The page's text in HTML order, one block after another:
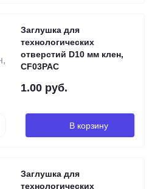
Заглушка для
технологических
отверстий D10 мм клен,
CF03PAC
1.00 руб.
В корзину
Заглушка для
технологических